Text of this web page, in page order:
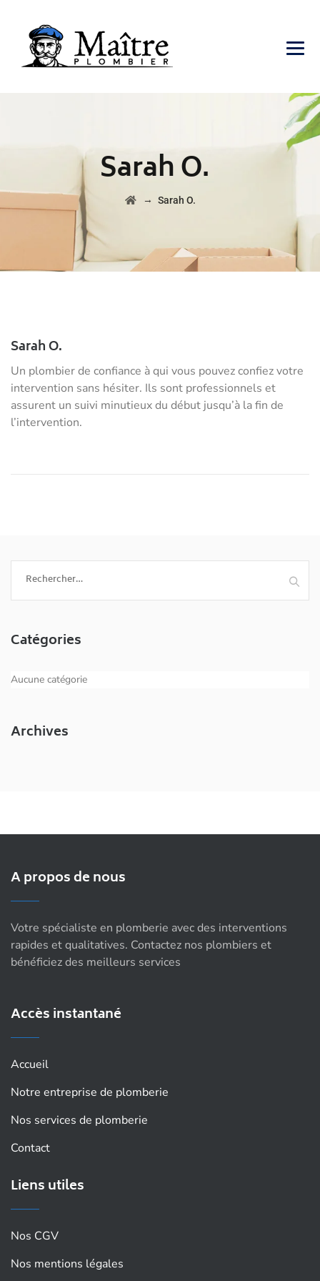
Sarah O.
→ Sarah O.
Sarah O.
Un plombier de confiance à qui vous pouvez confiez votre
intervention sans hésiter. Ils sont professionnels et
assurent un suivi minutieux du début jusqu’à la fin de
l’intervention.
Catégories
Aucune catégorie
Archives
A propos de nous
Votre spécialiste en plomberie avec des interventions
rapides et qualitatives. Contactez nos plombiers et
bénéficiez des meilleurs services
Accès instantané
Accueil
Notre entreprise de plomberie
Nos services de plomberie
Contact
Liens utiles
Nos CGV
Nos mentions légales